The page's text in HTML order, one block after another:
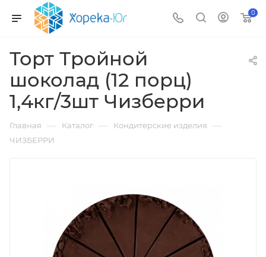
0
Торт Тройной
шоколад (12 порц)
1,4кг/3шт Чизберри
Главная — Каталог — Кондитерские изделия —
ЧИЗБЕРРИ